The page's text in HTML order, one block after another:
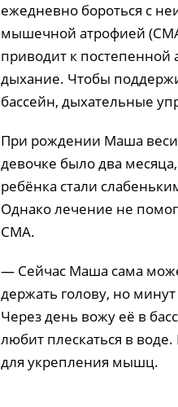
ежедневно бороться с
мышечной атрофией
приводит к
дыхание. Чтобы
бассейн, дыхательные
При рождении Маша
девочке было два
ребёнка стали
Однако лечение не
СМА.
— Сейчас Маша сама
держать голову, но
Через день вожу её в
любит плескаться в
для укрепления мышц.